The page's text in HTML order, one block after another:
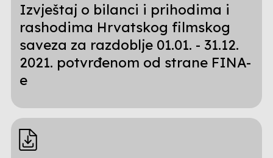
Izvještaj o bilanci i prihodima i
rashodima Hrvatskog filmskog
saveza za razdoblje 01.01. - 31.12.
2021. potvrđenom od strane FINA-
e